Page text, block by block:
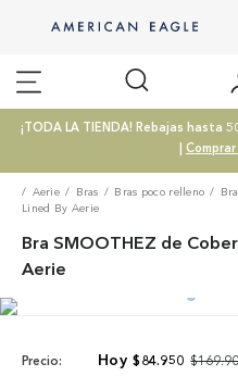
¡TODA LA TIENDA! Rebajas hasta
|
Aerie Bras Bras poco relleno
Lined By Aerie
Bra SMOOTHEZ de
Aerie
Precio: $84.950 $169.